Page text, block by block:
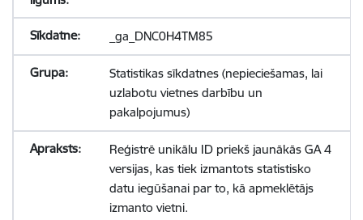
_ga_DNC0H4TM85
Statistikas sīkdatnes (nepieciešamas, lai
uzlabotu vietnes darbību un
pakalpojumus)
Reģistrē unikālu ID priekš jaunākās GA 4
versijas, kas tiek izmantots statistisko
datu iegūšanai par to, kā apmeklētājs
izmanto vietni.